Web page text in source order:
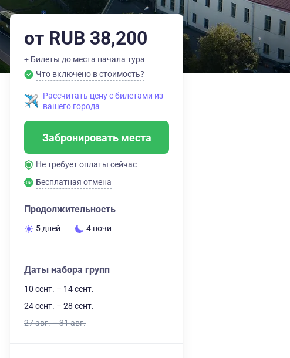
от RUB 38,200
+ Билеты до места начала тура
Что включено в стоимость?
Рассчитать цену с билетами из
вашего города
Забронировать места
Не требует оплаты сейчас
Бесплатная отмена
Продолжительность
5 дней 4 ночи
Даты набора групп
10 сент. – 14 сент.
24 сент. – 28 сент.
27 авг. – 31 авг.